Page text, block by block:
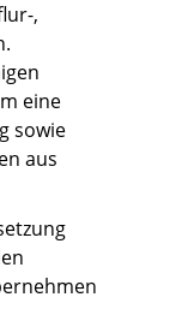
,
eine
sowie
aus